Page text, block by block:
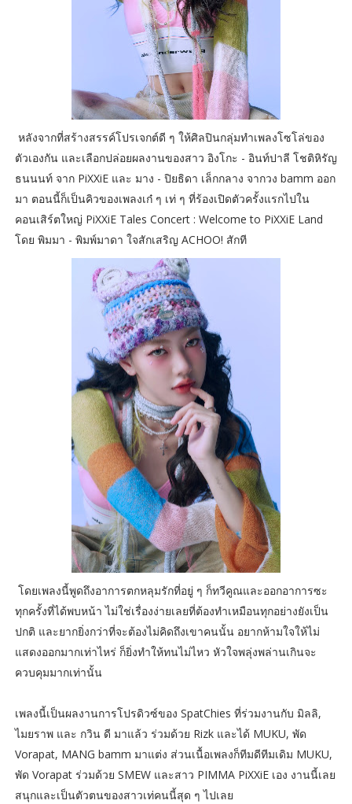
หลังจากที่สร้างสรรค์โปรเจกต์ดี ๆ ให้ศิลปินกลุ่มทำเพลงโซโล่ของ
ตัวเองกัน และเลือกปล่อยผลงานของสาว อิงโกะ - อินท์ปาลี โชติหิรัญ
ธนนนท์ จาก PiXXiE และ มาง - ปิยธิดา เล็กกลาง จากวง bamm ออก
มา ตอนนี้ก็เป็นคิวของเพลงเก๋ ๆ เท่ ๆ ที่ร้องเปิดตัวครั้งแรกไปใน
คอนเสิร์ตใหญ่ PiXXiE Tales Concert : Welcome to PiXXiE Land
โดย พิมมา - พิมพ์มาดา ใจสักเสริญ ACHOO! สักที
โดยเพลงนี้พูดถึงอาการตกหลุมรักที่อยู่ ๆ ก็ทวีคูณและออกอาการซะ
ทุกครั้งที่ได้พบหน้า ไม่ใช่เรื่องง่ายเลยที่ต้องทำเหมือนทุกอย่างยังเป็น
ปกติ และยากยิ่งกว่าที่จะต้องไม่คิดถึงเขาคนนั้น อยากห้ามใจให้ไม่
แสดงออกมากเท่าไหร่ ก็ยิ่งทำให้ทนไม่ไหว หัวใจพลุ่งพล่านเกินจะ
ควบคุมมากเท่านั้น
เพลงนี้เป็นผลงานการโปรดิวซ์ของ SpatChies ที่ร่วมงานกับ มิลลิ,
ไมยราพ และ กวิน ดี มาแล้ว ร่วมด้วย Rizk และได้ MUKU, พัด
Vorapat, MANG bamm มาแต่ง ส่วนเนื้อเพลงก็ทีมดีทีมเดิม MUKU,
พัด Vorapat ร่วมด้วย SMEW และสาว PIMMA PiXXiE เอง งานนี้เลย
สนุกและเป็นตัวตนของสาวเท่คนนี้สุด ๆ ไปเลย